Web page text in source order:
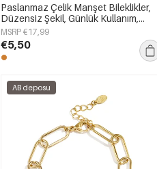
Paslanmaz Çelik Manşet Bileklikler,
Düzensiz Şekil, Günlük Kullanım,
Sade Seri, Kadın Takıları
MSRP €17,99
€5,50
AB deposu